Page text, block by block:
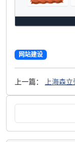
网站建设
上一篇： 上海森
索：